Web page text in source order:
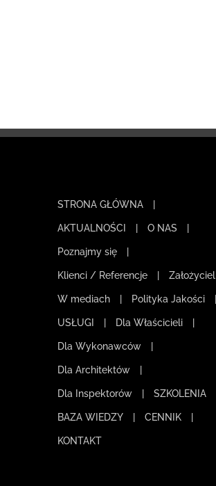
STRONA GŁÓWNA
AKTUALNOŚCI O NAS
Poznajmy się
Klienci / Referencje Założyciel
W mediach Polityka Jakości
USŁUGI Dla Właścicieli
Dla Wykonawców
Dla Architektów
Dla Inspektorów SZKOLENIA
BAZA WIEDZY CENNIK
KONTAKT